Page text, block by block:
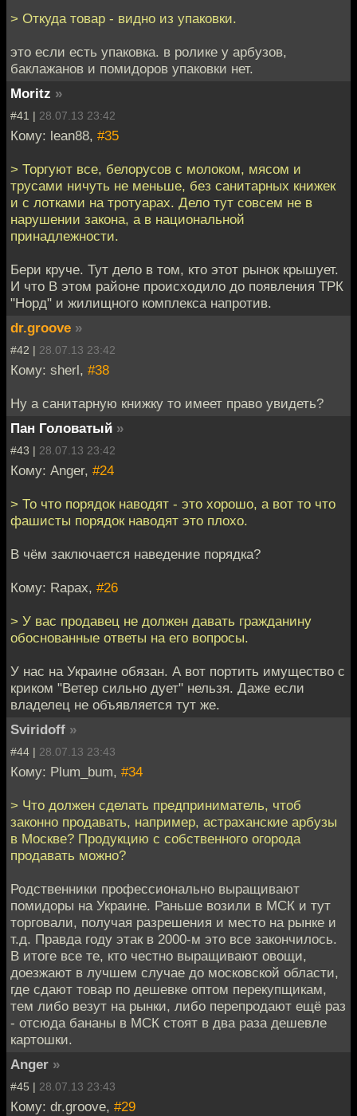
> Откуда товар - видно из упаковки.
это если есть упаковка. в ролике у арбузов,
баклажанов и помидоров упаковки нет.
Moritz »
#41 | 28.07.13 23:42
Кому: lean88, #35
> Торгуют все, белорусов с молоком, мясом и
трусами ничуть не меньше, без санитарных книжек
и с лотками на тротуарах. Дело тут совсем не в
нарушении закона, а в национальной
принадлежности.
Бери круче. Тут дело в том, кто этот рынок крышует.
И что В этом районе происходило до появления ТРК
"Норд" и жилищного комплекса напротив.
dr.groove »
#42 | 28.07.13 23:42
Кому: sherl, #38
Ну а санитарную книжку то имеет право увидеть?
Пан Головатый »
#43 | 28.07.13 23:42
Кому: Anger, #24
> То что порядок наводят - это хорошо, а вот то что
фашисты порядок наводят это плохо.
В чём заключается наведение порядка?
Кому: Rapax, #26
> У вас продавец не должен давать гражданину
обоснованные ответы на его вопросы.
У нас на Украине обязан. А вот портить имущество с
криком "Ветер сильно дует" нельзя. Даже если
владелец не объявляется тут же.
Sviridoff »
#44 | 28.07.13 23:43
Кому: Plum_bum, #34
> Что должен сделать предприниматель, чтоб
законно продавать, например, астраханские арбузы
в Москве? Продукцию с собственного огорода
продавать можно?
Родственники профессионально выращивают
помидоры на Украине. Раньше возили в МСК и тут
торговали, получая разрешения и место на рынке и
т.д. Правда году этак в 2000-м это все закончилось.
В итоге все те, кто честно выращивают овощи,
доезжают в лучшем случае до московской области,
где сдают товар по дешевке оптом перекупщикам,
тем либо везут на рынки, либо перепродают ещё раз
- отсюда бананы в МСК стоят в два раза дешевле
картошки.
Anger »
#45 | 28.07.13 23:43
Кому: dr.groove, #29